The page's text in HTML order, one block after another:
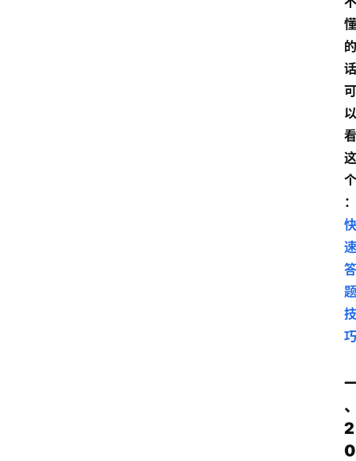
懂
的
话
可
以
看
这
个
：
快
速
答
题
技
巧
2
0